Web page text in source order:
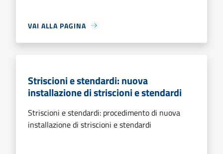
VAI ALLA PAGINA
Striscioni e stendardi: nuova
installazione di striscioni e stendardi
Striscioni e stendardi: procedimento di nuova
installazione di striscioni e stendardi